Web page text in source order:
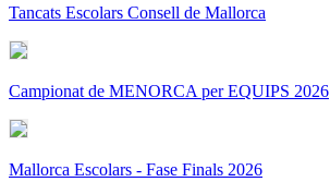
Tancats Escolars Consell de Mallorca
Campionat de MENORCA per EQUIPS 2026
Mallorca Escolars - Fase Finals 2026